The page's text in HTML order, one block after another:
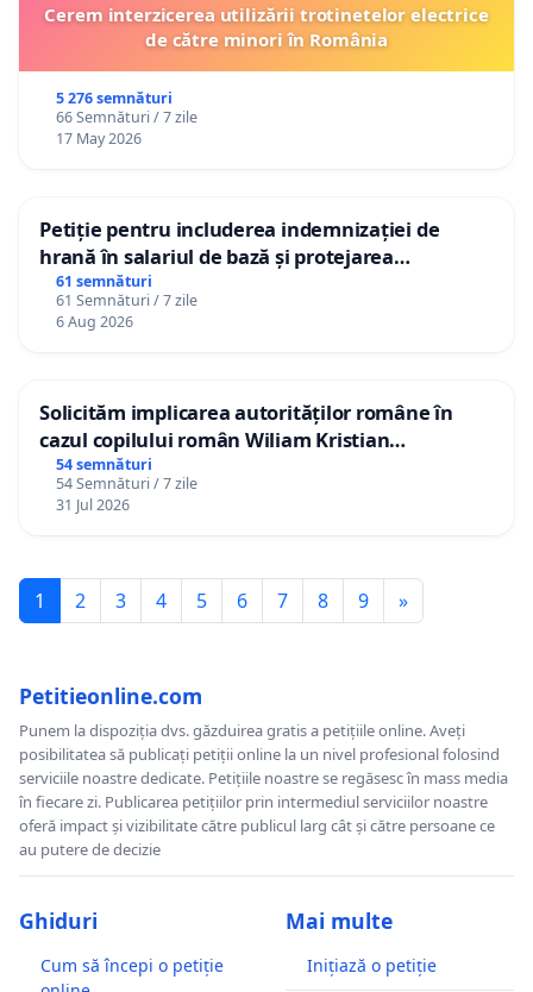
Cerem interzicerea utilizării trotinetelor electrice
de către minori în România
5 276 semnături
66 Semnături / 7 zile
17 May 2026
Petiție pentru includerea indemnizației de
hrană în salariul de bază și protejarea
gradațiilor de vechime pentru asistenții
personali
61 semnături
61 Semnături / 7 zile
6 Aug 2026
Solicităm implicarea autorităților române în
cazul copilului român Wiliam Kristian
Gheorghe, aflat în plasament în Danemarca de
12 ani
54 semnături
54 Semnături / 7 zile
31 Jul 2026
1 2 3 4 5 6 7 8 9 »
Petitieonline.com
Punem la dispoziția dvs. găzduirea gratis a petițiile online. Aveți
posibilitatea să publicați petiții online la un nivel profesional folosind
serviciile noastre dedicate. Petițiile noastre se regăsesc în mass media
în fiecare zi. Publicarea petițiilor prin intermediul serviciilor noastre
oferă impact și vizibilitate către publicul larg cât și către persoane ce
au putere de decizie
Ghiduri
Cum să începi o petiție
Mai multe
Inițiază o petiție